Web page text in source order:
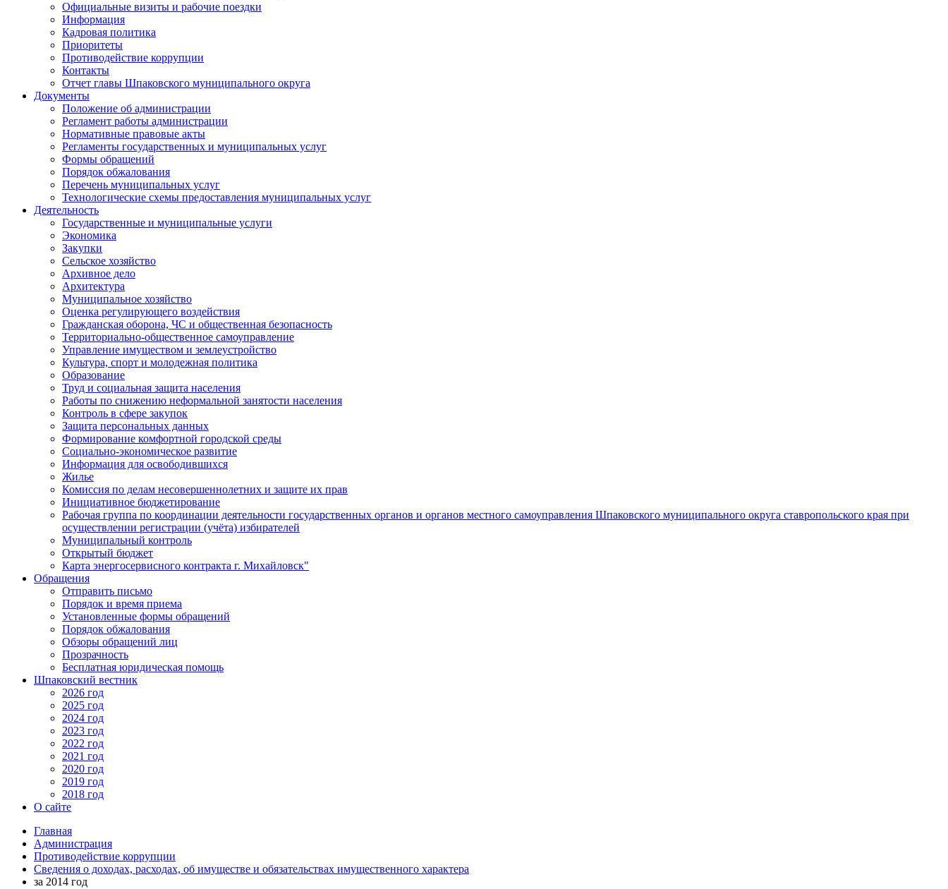
Официальные визиты и рабочие поездки
Информация
Кадровая политика
Приоритеты
Противодействие коррупции
Контакты
Отчет главы Шпаковского муниципального округа
Документы
Положение об администрации
Регламент работы администрации
Нормативные правовые акты
Регламенты государственных и муниципальных услуг
Формы обращений
Порядок обжалования
Перечень муниципальных услуг
Технологические схемы предоставления муниципальных услуг
Деятельность
Государственные и муниципальные услуги
Экономика
Закупки
Сельское хозяйство
Архивное дело
Архитектура
Муниципальное хозяйство
Оценка регулирующего воздействия
Гражданская оборона, ЧС и общественная безопасность
Территориально-общественное самоуправление
Управление имуществом и землеустройство
Культура, спорт и молодежная политика
Образование
Труд и социальная защита населения
Работы по снижению неформальной занятости населения
Контроль в сфере закупок
Защита персональных данных
Формирование комфортной городской среды
Социально-экономическое развитие
Информация для освободившихся
Жилье
Комиссия по делам несовершеннолетних и защите их прав
Инициативное бюджетирование
Рабочая группа по координации деятельности государственных органов и органов местного самоуправления Шпаковского муниципального округа ставропольского края при
осуществлении регистрации (учёта) избирателей
Муниципальный контроль
Открытый бюджет
Карта энергосервисного контракта г. Михайловск"
Обращения
Отправить письмо
Порядок и время приема
Установленные формы обращений
Порядок обжалования
Обзоры обращений лиц
Прозрачность
Бесплатная юридическая помощь
Шпаковский вестник
2026 год
2025 год
2024 год
2023 год
2022 год
2021 год
2020 год
2019 год
2018 год
О сайте
Главная
Администрация
Противодействие коррупции
Сведения о доходах, расходах, об имуществе и обязательствах имущественного характера
за 2014 год